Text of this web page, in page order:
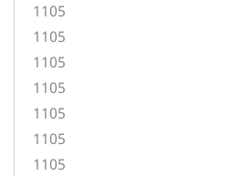
1105
1105
1105
1105
1105
1105
1105